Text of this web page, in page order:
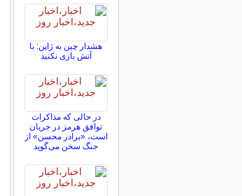
هشدار چین به ژاپن: با
آتش بازی نکنید
در حالی که مذاکرات
توافق هرمز در جریان
است، «برادر محسن» از
جنگ سخن می‌گوید